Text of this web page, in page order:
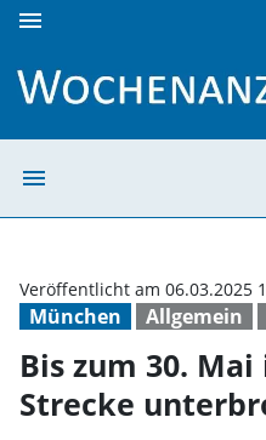
menu
menu
München Allgemein
Veröffentlicht am 06.03.2025
Bis zum 30.
Strecke